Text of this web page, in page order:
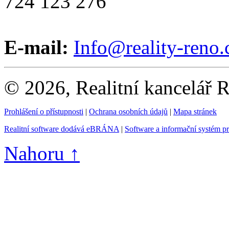
E-mail: Info@reality-
© 2026, Realitní kancelář
Prohlášení o přístupnosti | Ochrana osobních údajů | Mapa stránek
Realitní software dodává eBRÁNA | Software a informační systém
Nahoru ↑